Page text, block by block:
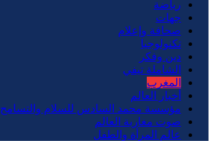
رياضة
جهات
صحافة وإعلام
تكنولوجيا
دين وفكر
الشاملة تيفي
المغرب
أخبار العالم
مؤسسة محمد السادس للسلام والتسامح
صوت مغاربة العالم
عالم المرأة والطفل